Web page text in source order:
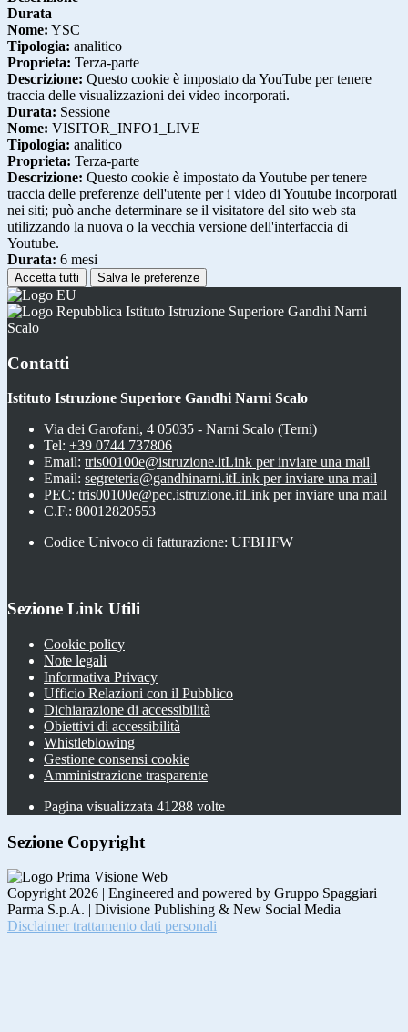
Durata
Nome: YSC
Tipologia: analitico
Proprieta: Terza-parte
Descrizione: Questo cookie è impostato da YouTube per tenere
traccia delle visualizzazioni dei video incorporati.
Durata: Sessione
Nome: VISITOR_INFO1_LIVE
Tipologia: analitico
Proprieta: Terza-parte
Descrizione: Questo cookie è impostato da Youtube per tenere
traccia delle preferenze dell'utente per i video di Youtube incorporati
nei siti; può anche determinare se il visitatore del sito web sta
utilizzando la nuova o la vecchia versione dell'interfaccia di
Youtube.
Durata: 6 mesi
Accetta tutti Salva le preferenze
Istituto Istruzione Superiore Gandhi Narni
Scalo
Contatti
Istituto Istruzione Superiore Gandhi Narni Scalo
Via dei Garofani, 4 05035 - Narni Scalo (Terni)
Tel: +39 0744 737806
Email: tris00100e@istruzione.itLink per inviare una mail
Email: segreteria@gandhinarni.itLink per inviare una mail
PEC: tris00100e@pec.istruzione.itLink per inviare una mail
C.F.: 80012820553
Codice Univoco di fatturazione: UFBHFW
Sezione Link Utili
Cookie policy
Note legali
Informativa Privacy
Ufficio Relazioni con il Pubblico
Dichiarazione di accessibilità
Obiettivi di accessibilità
Whistleblowing
Gestione consensi cookie
Amministrazione trasparente
Pagina visualizzata 41288 volte
Sezione Copyright
Copyright 2026 | Engineered and powered by Gruppo Spaggiari
Parma S.p.A. | Divisione Publishing & New Social Media
Disclaimer trattamento dati personali